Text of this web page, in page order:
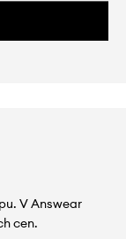
V Answear
cen.